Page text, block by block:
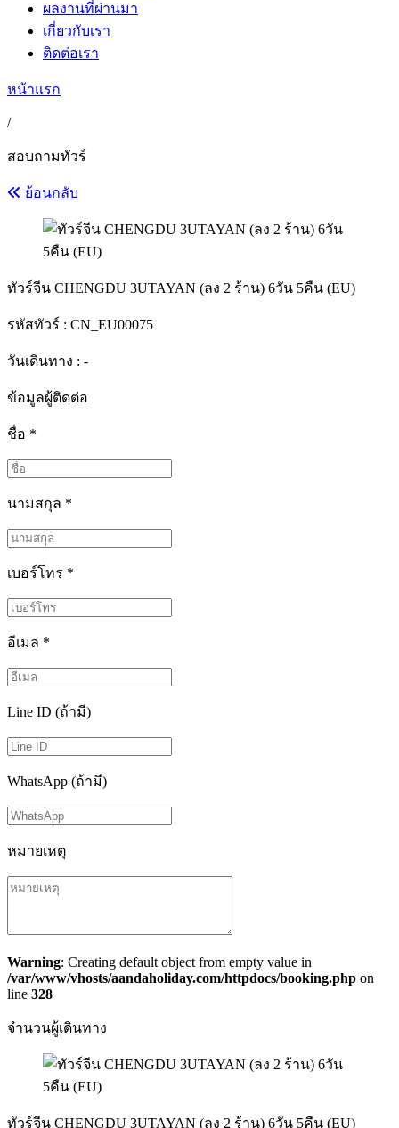
ผลงานที่ผ่านมา
เกี่ยวกับเรา
ติดต่อเรา
หน้าแรก
/
สอบถามทัวร์
ย้อนกลับ
ทัวร์จีน CHENGDU 3UTAYAN (ลง 2 ร้าน) 6วัน 5คืน (EU)
รหัสทัวร์ : CN_EU00075
วันเดินทาง : -
ข้อมูลผู้ติดต่อ
ชื่อ *
นามสกุล *
เบอร์โทร *
อีเมล *
Line ID (ถ้ามี)
WhatsApp (ถ้ามี)
หมายเหตุ
Warning: Creating default object from empty value in
/var/www/vhosts/aandaholiday.com/httpdocs/booking.php on
line 328
จำนวนผู้เดินทาง
ทัวร์จีน CHENGDU 3UTAYAN (ลง 2 ร้าน) 6วัน 5คืน (EU)